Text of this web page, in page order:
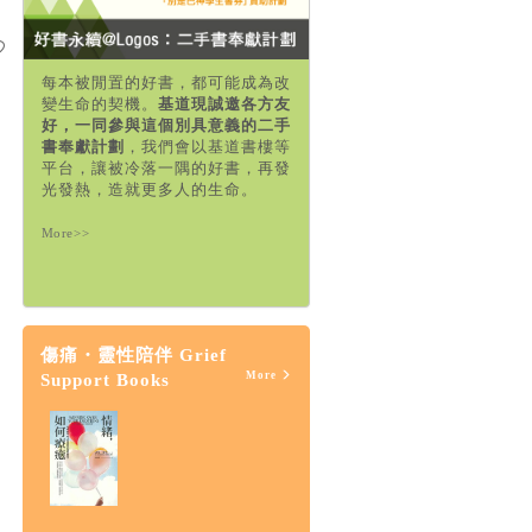
每本被閒置的好書，都可能成為改
變生命的契機。 基道現誠邀各方友
好，一同參與這個別具意義的二手
書奉獻計劃 ，我們會以基道書樓等
平台，讓被冷落一隅的好書，再發
光發熱，造就更多人的生命。
More>>
傷痛・靈性陪伴 Grief
Support Books
More